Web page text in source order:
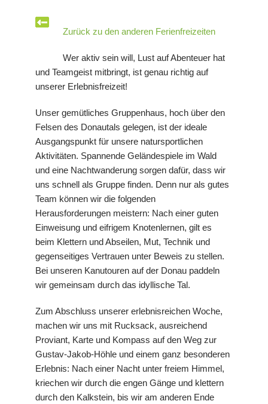
Zurück zu den anderen Ferienfreizeiten
Wer aktiv sein will, Lust auf Abenteuer hat
und Teamgeist mitbringt, ist genau richtig auf
unserer Erlebnisfreizeit!
Unser gemütliches Gruppenhaus, hoch über den
Felsen des Donautals gelegen, ist der ideale
Ausgangspunkt für unsere natursportlichen
Aktivitäten. Spannende Geländespiele im Wald
und eine Nachtwanderung sorgen dafür, dass wir
uns schnell als Gruppe finden. Denn nur als gutes
Team können wir die folgenden
Herausforderungen meistern: Nach einer guten
Einweisung und eifrigem Knotenlernen, gilt es
beim Klettern und Abseilen, Mut, Technik und
gegenseitiges Vertrauen unter Beweis zu stellen.
Bei unseren Kanutouren auf der Donau paddeln
wir gemeinsam durch das idyllische Tal.
Zum Abschluss unserer erlebnisreichen Woche,
machen wir uns mit Rucksack, ausreichend
Proviant, Karte und Kompass auf den Weg zur
Gustav-Jakob-Höhle und einem ganz besonderen
Erlebnis: Nach einer Nacht unter freiem Himmel,
kriechen wir durch die engen Gänge und klettern
durch den Kalkstein, bis wir am anderen Ende